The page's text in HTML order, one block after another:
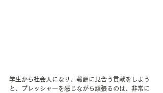
学生から社会人になり、報酬に見合う貢献をしよう
と、プレッシャーを感じながら頑張るのは、非常に